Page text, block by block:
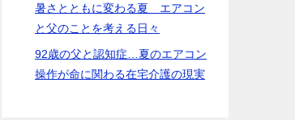
暑さとともに変わる夏 エアコン
と父のことを考える日々
92歳の父と認知症…夏のエアコン
操作が命に関わる在宅介護の現実